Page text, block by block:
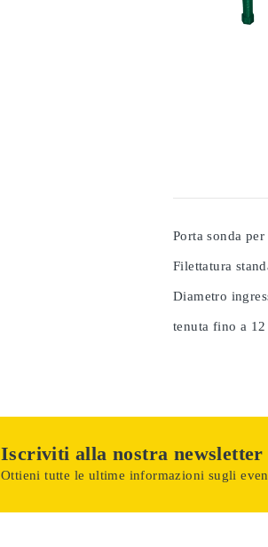
Porta sonda
Filettatura
Diametro
tenuta fino a 12
Iscriviti alla nostra newsletter
Ottieni tutte le ultime informazioni sugli